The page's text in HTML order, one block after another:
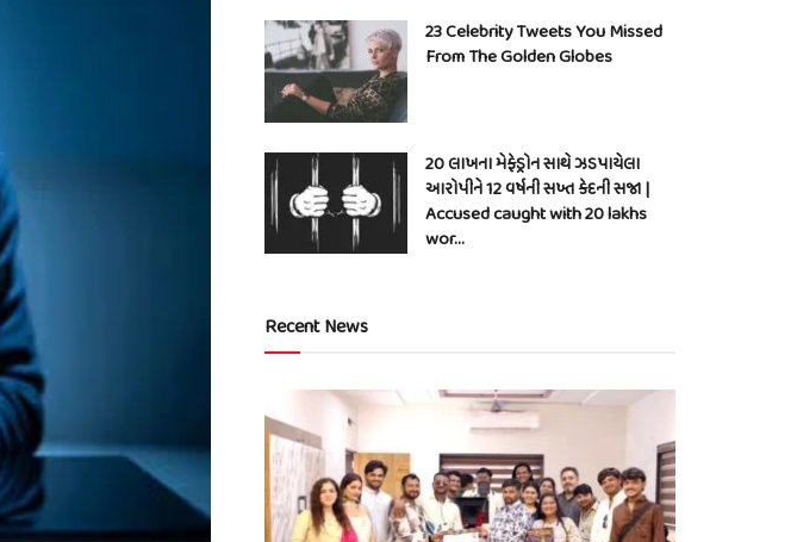
23 Celebrity Tweets You Missed
From The Golden Globes
20 લાખના મેફેડ્રોન સાથે ઝડપાયેલા
આરોપીને 12 વર્ષની સખ્ત કેદની સજા |
Accused caught with 20 lakhs
wor…
Recent News